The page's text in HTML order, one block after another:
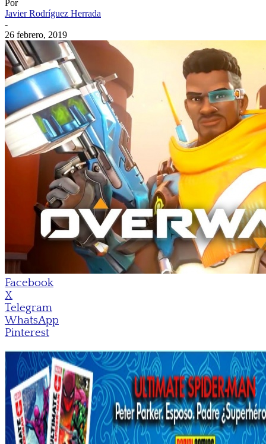
Por
Javier Rodríguez Herrada
-
26 febrero, 2019
Facebook
X
Telegram
WhatsApp
Pinterest